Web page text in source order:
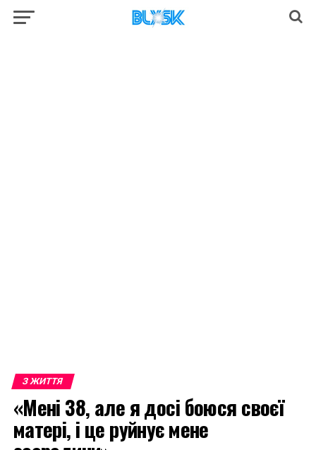
З ЖИТТЯ
«Мені 38, але я досі боюся своєї
матері, і це руйнує мене